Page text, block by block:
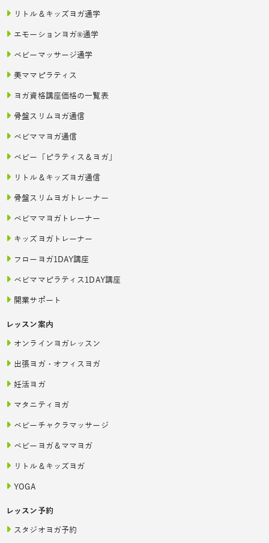
リトル＆キッズヨガ通学
エモーションヨガ®通学
ベビーマッサージ通学
美ママピラティス
ヨガ資格講座価格の一覧表
骨盤スリムヨガ通信
ベビママヨガ通信
ベビー「ピラティス＆ヨガ」
リトル＆キッズヨガ通信
骨盤スリムヨガトレーナー
ベビママヨガトレーナー
キッズヨガトレーナー
フローヨガ1DAY講座
ベビママピラティス1DAY講座
開業サポート
レッスン案内
オンラインヨガレッスン
出張ヨガ・オフィスヨガ
妊活ヨガ
マタニティヨガ
ベビーチャクラマッサージ
ベビーヨガ＆ママヨガ
リトル＆キッズヨガ
YOGA
レッスン予約
スタジオヨガ予約